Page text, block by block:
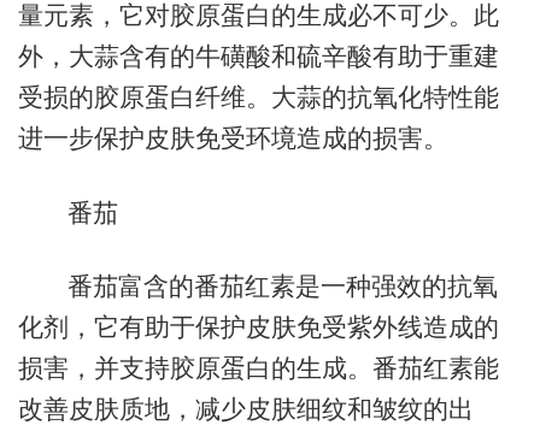
量元素，它对胶原蛋白的生成必不可少。此
外，大蒜含有的牛磺酸和硫辛酸有助于重建
受损的胶原蛋白纤维。大蒜的抗氧化特性能
进一步保护皮肤免受环境造成的损害。
番茄
番茄富含的番茄红素是一种强效的抗氧
化剂，它有助于保护皮肤免受紫外线造成的
损害，并支持胶原蛋白的生成。番茄红素能
改善皮肤质地，减少皮肤细纹和皱纹的出